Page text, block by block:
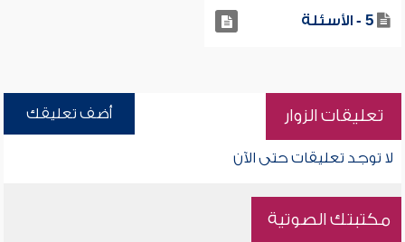
5 - الأسئلة
تعليقات الزوار أضف تعليقك
لا توجد تعليقات حتى الآن
مكتبتك الصوتية